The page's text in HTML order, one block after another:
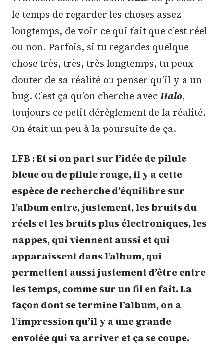
le temps de regarder les choses assez
longtemps, de voir ce qui fait que c’est réel
ou non. Parfois, si tu regardes quelque
chose très, très, très longtemps, tu peux
douter de sa réalité ou penser qu’il y a un
bug. C’est ça qu’on cherche avecHalo,
toujours ce petit dérèglement de la réalité.
On était un peu à la poursuite de ça.
LFB : Et si on part sur l’idée de pilule
bleue ou de pilule rouge, il y a cette
espèce de recherche d’équilibre sur
l’album entre, justement, les bruits du
réels et les bruits plus électroniques, les
nappes, qui viennent aussi et qui
apparaissent dans l’album, qui
permettent aussi justement d’être entre
les temps, comme sur un fil en fait. La
façon dont se termine l’album, on a
l’impression qu’il y a une grande
envolée qui va arriver et ça se coupe.